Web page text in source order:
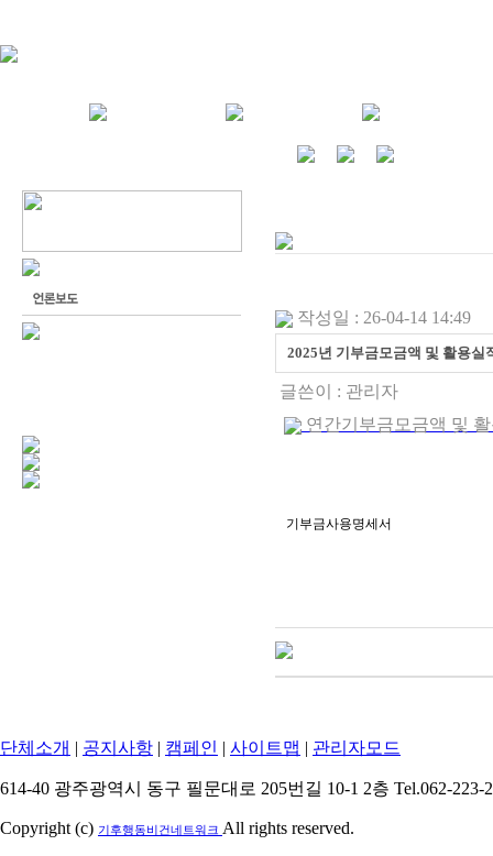
작성일 : 26-04-14 14:49
2025년 기부금모금액 및 활용실
글쓴이 : 관리자
연간기부금모금액 및
기부금사용명세서
단체소개 | 공지사항 | 캠페인 | 사이트맵 | 관리자모드
614-40 광주광역시 동구 필문대로 205번길 10-1 2층 Tel.062-223-
Copyright (c) 기후행동비건네트워크 All rights reserved.